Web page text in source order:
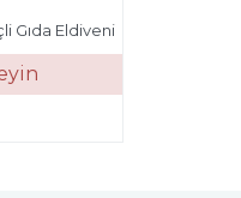
Gıda Eldiveni